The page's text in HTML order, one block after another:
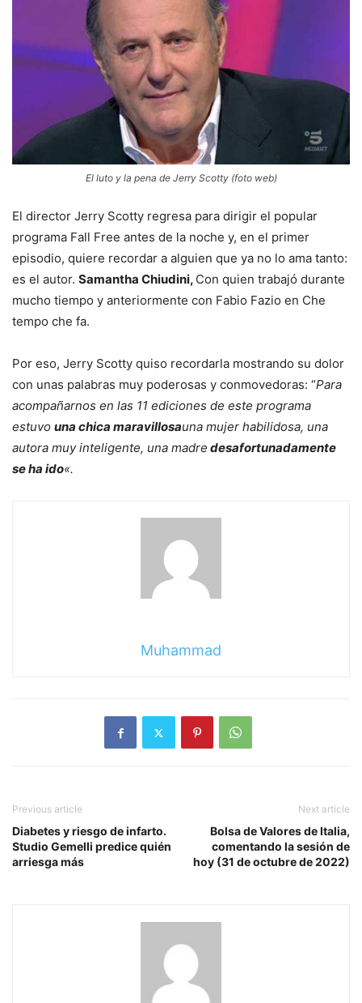
El luto y la pena de Jerry Scotty (foto web)
El director Jerry Scotty regresa para dirigir el popular
programa Fall Free antes de la noche y, en el primer
episodio, quiere recordar a alguien que ya no lo ama tanto:
es el autor. Samantha Chiudini, Con quien trabajó durante
mucho tiempo y anteriormente con Fabio Fazio en Che
tempo che fa.
Por eso, Jerry Scotty quiso recordarla mostrando su dolor
con unas palabras muy poderosas y conmovedoras: “Para
acompañarnos en las 11 ediciones de este programa
estuvo una chica maravillosauna mujer habilidosa, una
autora muy inteligente, una madre desafortunadamente
se ha ido«.
Muhammad
Previous article
Diabetes y riesgo de infarto.
Studio Gemelli predice quién
arriesga más
Next article
Bolsa de Valores de Italia,
comentando la sesión de
hoy (31 de octubre de 2022)